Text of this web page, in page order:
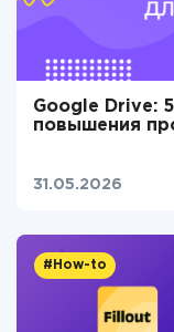
Google Drive:
повышения
31.05.2026
#How-to